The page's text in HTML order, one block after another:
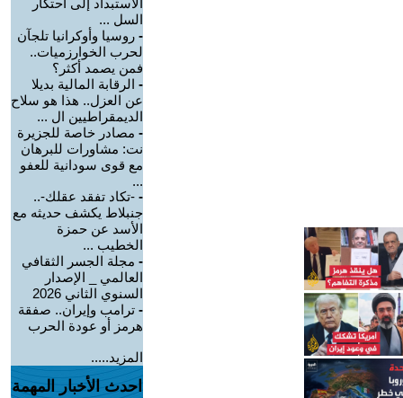
الاستبداد إلى احتكار
السل ...
- روسيا وأوكرانيا تلجآن
لحرب الخوارزميات..
فمن يصمد أكثر؟
- الرقابة المالية بديلا
عن العزل.. هذا هو سلاح
الديمقراطيين ال ...
- مصادر خاصة للجزيرة
نت: مشاورات للبرهان
مع قوى سودانية للعفو
...
- -تكاد تفقد عقلك-..
جنبلاط يكشف حديثه مع
الأسد عن حمزة
الخطيب ...
- مجلة الجسر الثقافي
العالمي _ الإصدار
السنوي الثاني 2026
- ترامب وإيران.. صفقة
هرمز أو عودة الحرب
المزيد.....
احدث الأخبار المهمة